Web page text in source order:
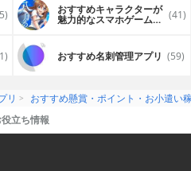
おすすめキャラクターが
魅力的なスマホゲームア (41)
おすすめ名刺管理アプリ (59)
リ
おすすめ懸賞・ポイント・お小遣い
立ち情報